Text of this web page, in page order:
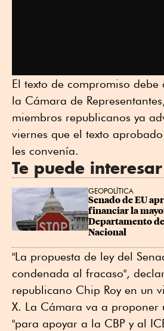
El texto de compromiso debe
la Cámara de
miembros republicanos ya
viernes que el texto
les convenía.
Te puede interesar
GEOPOLÍTICA
Senado de EU
financiar la
Departamento
Nacional
"La propuesta de ley del
condenada al fracaso",
republicano Chip Roy en un
X. La Cámara va a proponer
"para apoyar a la CBP y al